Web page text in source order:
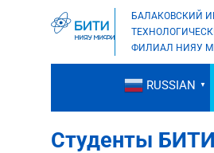
БАЛАКОВСКИЙ
ФИЛИАЛ НИЯУ
RUSSIAN ▼
Студенты